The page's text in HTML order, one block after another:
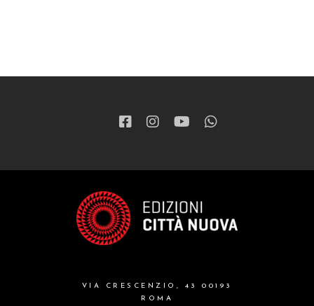
VIA CRESCENZIO, 43 00193
ROMA